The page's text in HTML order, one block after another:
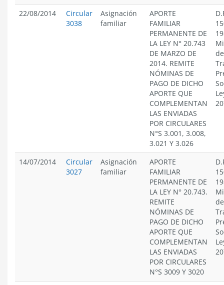
22/08/2014
Circular
3038
Asignación
familiar
APORTE
FAMILIAR
PERMANENTE DE
LA LEY N° 20.743
DE MARZO DE
2014. REMITE
NÓMINAS DE
PAGO DE DICHO
APORTE QUE
COMPLEMENTAN
LAS ENVIADAS
POR CIRCULARES
N°S 3.001, 3.008,
3.021 Y 3.026
14/07/2014
Circular
3027
Asignación
familiar
APORTE
FAMILIAR
PERMANENTE DE
LA LEY N° 20.743.
REMITE
NÓMINAS DE
PAGO DE DICHO
APORTE QUE
COMPLEMENTAN
LAS ENVIADAS
POR CIRCULARES
N°S 3009 Y 3020